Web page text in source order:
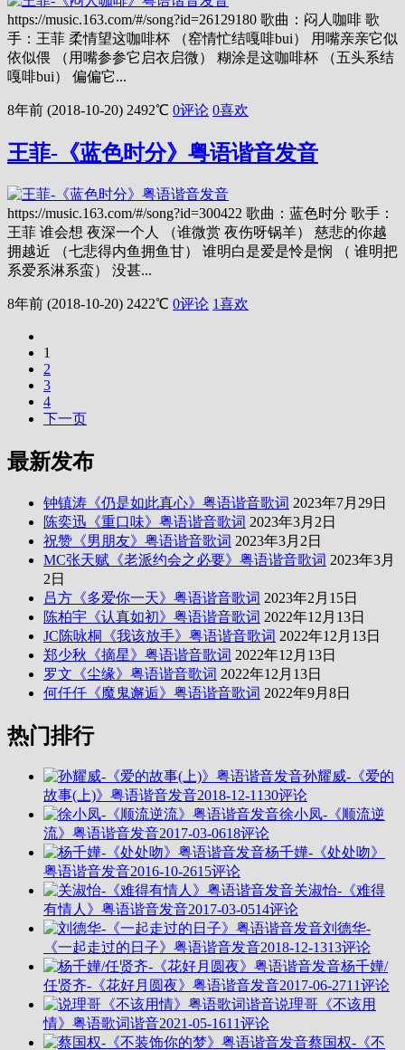
https://music.163.com/#/song?id=26129180 歌曲：闷人咖啡 歌
手：王菲 柔情望这咖啡杯 （窑情忙结嘎啡bui） 用嘴亲亲它似
依似偎 （用嘴参参它启衣启微） 糊涂是这咖啡杯 （五头系结
嘎啡bui） 偏偏它...
8年前 (2018-10-20) 2492℃ 0评论 0喜欢
王菲-《蓝色时分》粤语谐音发音
https://music.163.com/#/song?id=300422 歌曲：蓝色时分 歌手：
王菲 谁会想 夜深一个人 （谁微赏 夜伤呀锅羊） 慈悲的你越
拥越近 （七悲得内鱼拥鱼甘） 谁明白是爱是怜是悯 （ 谁明把
系爱系淋系蛮） 没甚...
8年前 (2018-10-20) 2422℃ 0评论 1喜欢
1
2
3
4
下一页
最新发布
钟镇涛《仍是如此真心》粤语谐音歌词 2023年7月29日
陈奕迅《重口味》粤语谐音歌词 2023年3月2日
祝赞《男朋友》粤语谐音歌词 2023年3月2日
MC张天赋《老派约会之必要》粤语谐音歌词 2023年3月
2日
吕方《多爱你一天》粤语谐音歌词 2023年2月15日
陈柏宇《认真如初》粤语谐音歌词 2022年12月13日
JC陈咏桐《我该放手》粤语谐音歌词 2022年12月13日
郑少秋《摘星》粤语谐音歌词 2022年12月13日
罗文《尘缘》粤语谐音歌词 2022年12月13日
何仟仟《魔鬼邂逅》粤语谐音歌词 2022年9月8日
热门排行
孙耀威-《爱的
故事(上)》粤语谐音发音2018-12-1130评论
徐小凤-《顺流逆
流》粤语谐音发音2017-03-0618评论
杨千嬅-《处处吻》
粤语谐音发音2016-10-2615评论
关淑怡-《难得
有情人》粤语谐音发音2017-03-0514评论
刘德华-
《一起走过的日子》粤语谐音发音2018-12-1313评论
杨千嬅/
任贤齐-《花好月圆夜》粤语谐音发音2017-06-2711评论
说理哥《不该用
情》粤语歌词谐音2021-05-1611评论
蔡国权-《不